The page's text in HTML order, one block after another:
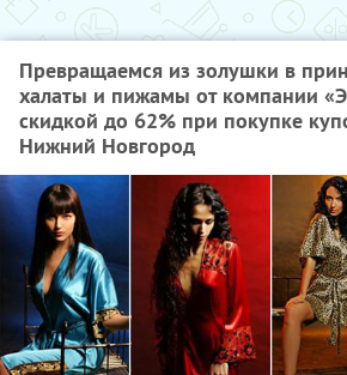
Превращаемся из золушки в
халаты и пижамы от компании
скидкой до 62% при покупке
Нижний Новгород